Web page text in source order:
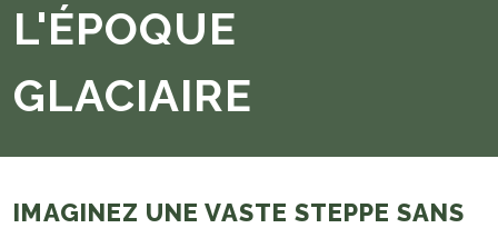
L'ÉPOQUE
GLACIAIRE
IMAGINEZ UNE VASTE STEPPE SANS